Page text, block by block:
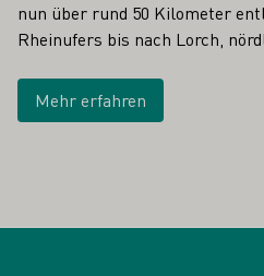
nun über rund 50 Kilometer
Rheinufers bis nach Lorch,
Mehr erfahren